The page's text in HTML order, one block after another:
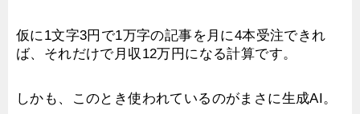
仮に1文字3円で1万字の記事を月に4本受注できれ
ば、それだけで月収12万円になる計算です。
しかも、このとき使われているのがまさに生成AI。